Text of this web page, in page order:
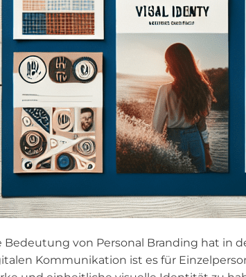
Bedeutung von Personal Branding hat in
Kommunikation ist es für